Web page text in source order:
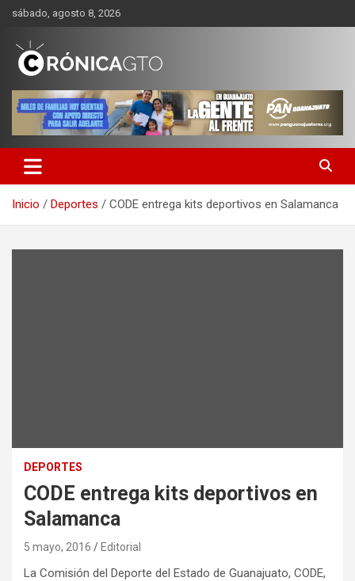
Saltar
contenido
sábado, agosto 8, 2026
CRONICA GUANAJUATO
Inicio Deportes CODE entrega kits deportivos en Salamanca
DEPORTES
CODE entrega kits deportivos en
Salamanca
5 mayo, 2016 Editorial
La Comisión del Deporte del Estado de Guanajuato, CODE,